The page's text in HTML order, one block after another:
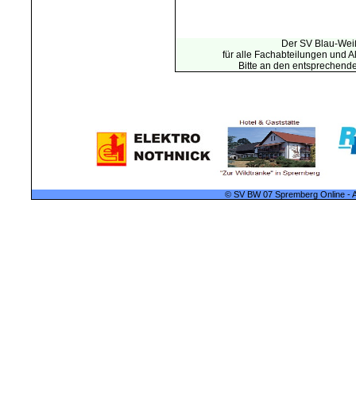
Der SV Blau-
für alle Fachabteilungen und
Bitte an den
© SV BW 07 Spremberg Online -